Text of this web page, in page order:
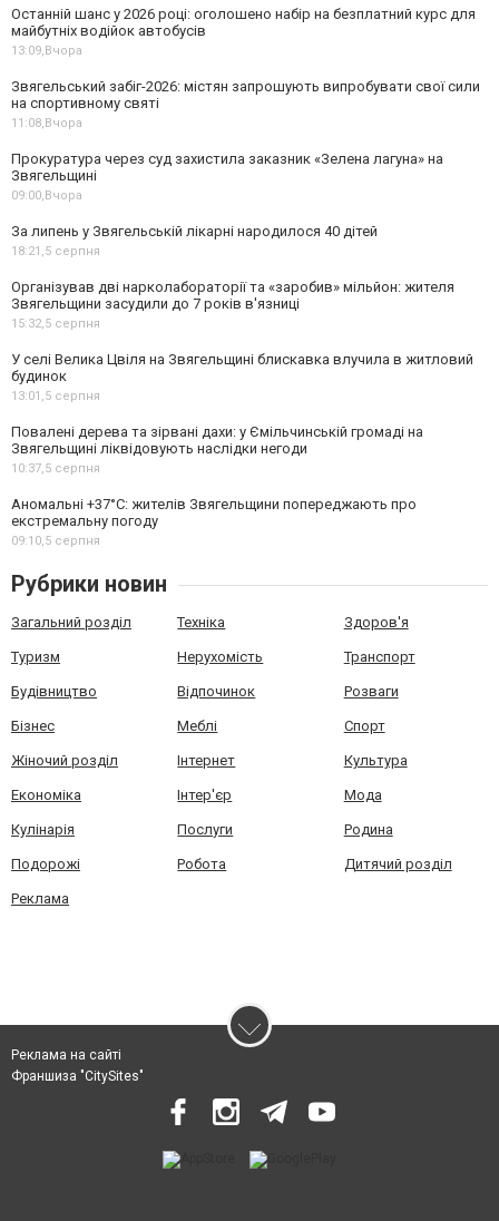
Останній шанс у 2026 році: оголошено набір на безплатний курс для
майбутніх водійок автобусів
13:09,Вчора
Звягельський забіг-2026: містян запрошують випробувати свої сили
на спортивному святі
11:08,Вчора
Прокуратура через суд захистила заказник «Зелена лагуна» на
Звягельщині
09:00,Вчора
За липень у Звягельській лікарні народилося 40 дітей
18:21,5 серпня
Організував дві нарколабораторії та «заробив» мільйон: жителя
Звягельщини засудили до 7 років в'язниці
15:32,5 серпня
У селі Велика Цвіля на Звягельщині блискавка влучила в житловий
будинок
13:01,5 серпня
Повалені дерева та зірвані дахи: у Ємільчинській громаді на
Звягельщині ліквідовують наслідки негоди
10:37,5 серпня
Аномальні +37°C: жителів Звягельщини попереджають про
екстремальну погоду
09:10,5 серпня
Рубрики новин
Загальний розділ Техніка Здоров'я
Туризм Нерухомість Транспорт
Будівництво Відпочинок Розваги
Бізнес Меблі Спорт
Жіночий розділ Інтернет Культура
Економіка Інтер'єр Мода
Кулінарія Послуги Родина
Подорожі Робота Дитячий розділ
Реклама
Реклама на сайті
Франшиза "CitySites"